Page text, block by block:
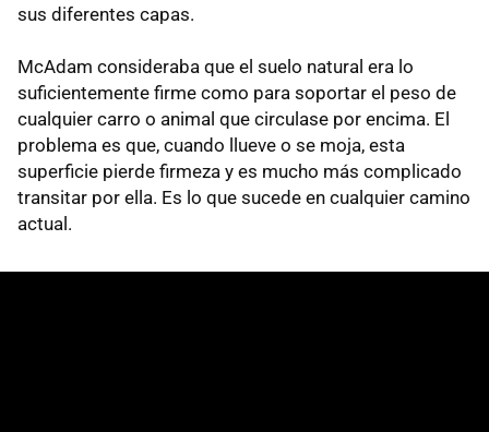
sus diferentes capas.
McAdam consideraba que el suelo natural era lo
suficientemente firme como para soportar el peso de
cualquier carro o animal que circulase por encima. El
problema es que, cuando llueve o se moja, esta
superficie pierde firmeza y es mucho más complicado
transitar por ella. Es lo que sucede en cualquier camino
actual.